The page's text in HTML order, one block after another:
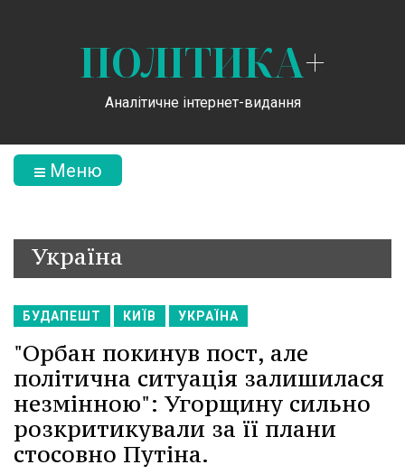
ПОЛІТИКА+
Аналітичне інтернет-видання
Меню
Україна
БУДАПЕШТ КИЇВ УКРАЇНА
"Орбан покинув пост, але
політична ситуація залишилася
незмінною": Угорщину сильно
розкритикували за її плани
стосовно Путіна.